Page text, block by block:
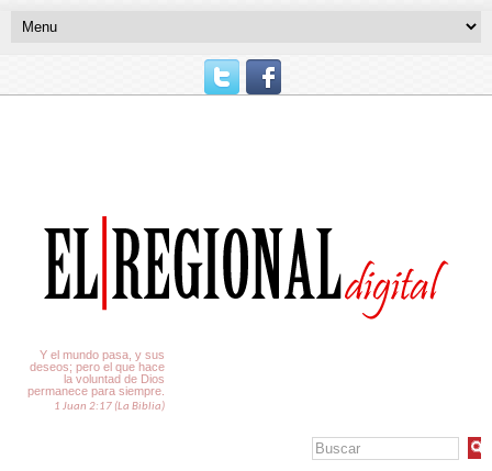
Y el mundo pasa, y sus
deseos; pero el que hace
la voluntad de Dios
permanece para siempre.
1 Juan 2:17 (La Biblia)